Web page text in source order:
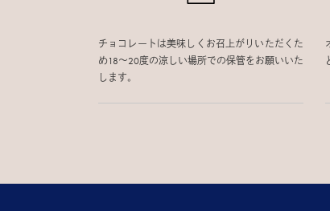
チョコレートは美味しくお召上がりいただくた
め18〜20度の涼しい場所での保管をお願いいた
します。